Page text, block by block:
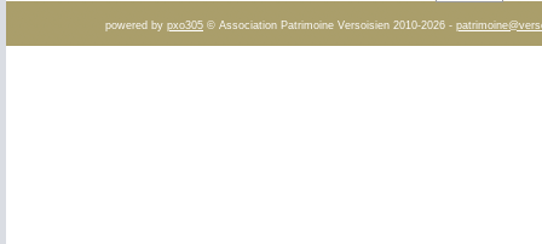
powered by pxo305 © Association Patrimoine Versoisien 2010-2026 -